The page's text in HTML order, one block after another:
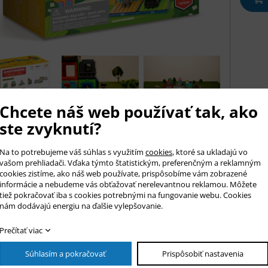
tovaru
Mestečko Banka obsahuje 12 magnetických tvarov a 10
rôzne architektonicky riešené stavby bankového domu
získajú vaše stavby na veľkosti a rôznorodosti. Výsledné
strany zrejmé vonkajšie kontúry stavby a z druhej interiérové
pre kreatívne kombinovanie s ostatnými sadami série
na produkt
Chcete náš web používať tak, ako
ste zvyknutí?
Na to potrebujeme váš súhlas s využitím cookies, ktoré sa ukladajú vo
vašom prehliadači. Vďaka týmto štatistickým, preferenčným a reklamným
cookies zistíme, ako náš web používate, prispôsobíme vám zobrazené
informácie a nebudeme vás obťažovať nerelevantnou reklamou. Môžete
tiež pokračovať iba s cookies potrebnými na fungovanie webu. Cookies
nám dodávajú energiu na ďalšie vylepšovanie.
Prečítať viac
Súhlasím a pokračovať Prispôsobiť nastavenia